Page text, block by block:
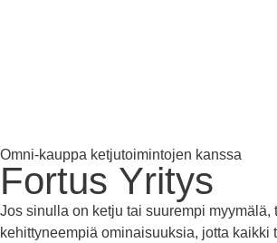
Omni-kauppa ketjutoimintojen kanssa
Fortus Yritys
Jos sinulla on ketju tai suurempi myymälä,
kehittyneempiä ominaisuuksia, jotta kaikki